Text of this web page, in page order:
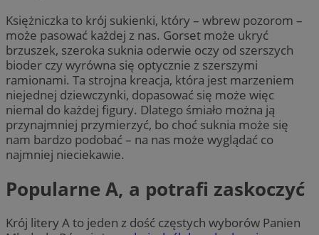
Księżniczka to krój sukienki, który – wbrew pozorom –
może pasować każdej z nas. Gorset może ukryć
brzuszek, szeroka suknia oderwie oczy od szerszych
bioder czy wyrówna się optycznie z szerszymi
ramionami. Ta strojna kreacja, która jest marzeniem
niejednej dziewczynki, dopasować się może więc
niemal do każdej figury. Dlatego śmiało można ją
przynajmniej przymierzyć, bo choć suknia może się
nam bardzo podobać – na nas może wyglądać co
najmniej nieciekawie.
Popularne A, a potrafi zaskoczyć
Krój litery A to jeden z dość częstych wyborów Panien